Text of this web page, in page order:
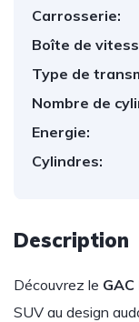
Carrosserie:
Boîte de
Type de
Nombre de
Energie:
Cylindres:
Description
Découvrez le
SUV au design